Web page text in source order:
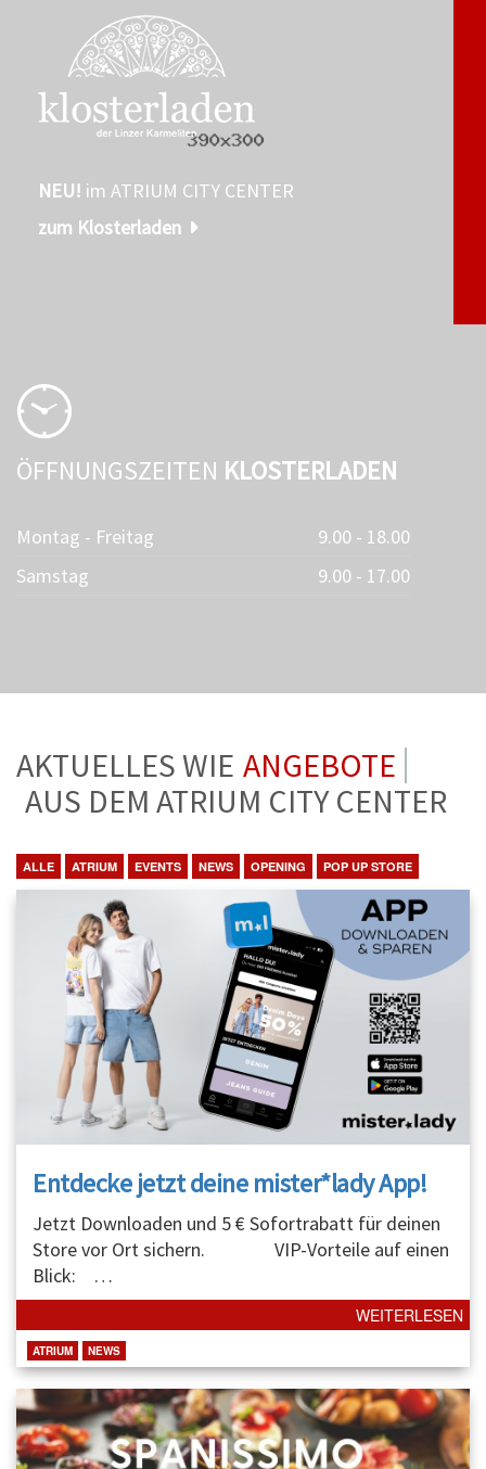
NEU! im ATRIUM CITY CENTER
zum Klosterladen
ÖFFNUNGSZEITEN KLOSTERLADEN
Montag - Freitag
9.00 - 18.00
Samstag
9.00 - 17.00
AKTUELLES WIE ANGEBOTE
AUS DEM ATRIUM CITY CENTER
ALLE ATRIUM EVENTS NEWS OPENING POP UP STORE
Entdecke jetzt deine mister*lady App!
Jetzt Downloaden und 5 € Sofortrabatt für deinen
Store vor Ort sichern. VIP-Vorteile auf einen
Blick: …
WEITERLESEN
ATRIUM NEWS